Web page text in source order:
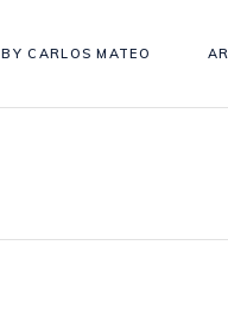
BY CARLOS MATEO